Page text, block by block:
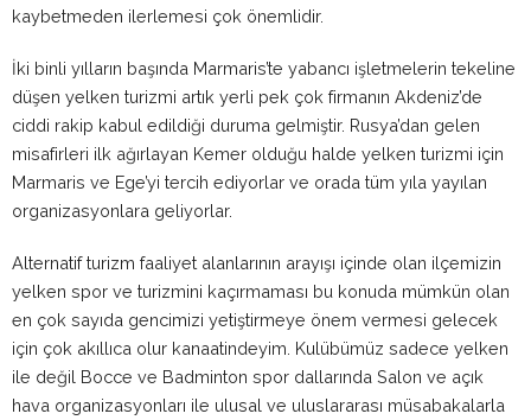
kaybetmeden ilerlemesi çok önemlidir.
İki binli yılların başında Marmaris’te yabancı işletmelerin tekeline
düşen yelken turizmi artık yerli pek çok firmanın Akdeniz’de
ciddi rakip kabul edildiği duruma gelmiştir. Rusya’dan gelen
misafirleri ilk ağırlayan Kemer olduğu halde yelken turizmi için
Marmaris ve Ege’yi tercih ediyorlar ve orada tüm yıla yayılan
organizasyonlara geliyorlar.
Alternatif turizm faaliyet alanlarının arayışı içinde olan ilçemizin
yelken spor ve turizmini kaçırmaması bu konuda mümkün olan
en çok sayıda gencimizi yetiştirmeye önem vermesi gelecek
için çok akıllıca olur kanaatindeyim. Kulübümüz sadece yelken
ile değil Bocce ve Badminton spor dallarında Salon ve açık
hava organizasyonları ile ulusal ve uluslararası müsabakalarla